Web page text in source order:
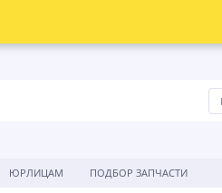
ЮРЛИЦАМ ПОДБОР ЗАПЧАСТИ